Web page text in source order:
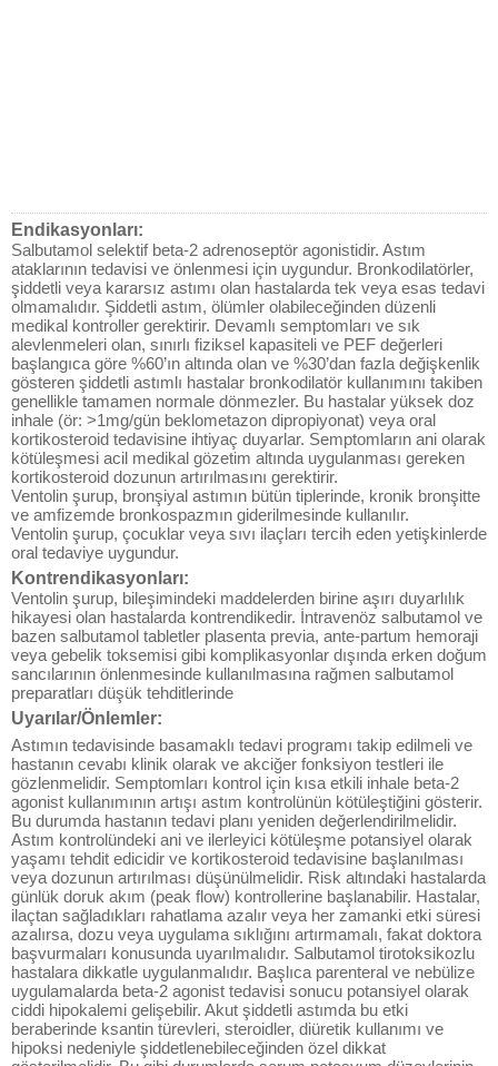
Endikasyonları:
Salbutamol selektif beta-2 adrenoseptör agonistidir. Astım
ataklarının tedavisi ve önlenmesi için uygundur. Bronkodilatörler,
şiddetli veya kararsız astımı olan hastalarda tek veya esas tedavi
olmamalıdır. Şiddetli astım, ölümler olabileceğinden düzenli
medikal kontroller gerektirir. Devamlı semptomları ve sık
alevlenmeleri olan, sınırlı fiziksel kapasiteli ve PEF değerleri
başlangıca göre %60’ın altında olan ve %30’dan fazla değişkenlik
gösteren şiddetli astımlı hastalar bronkodilatör kullanımını takiben
genellikle tamamen normale dönmezler. Bu hastalar yüksek doz
inhale (ör: >1mg/gün beklometazon dipropiyonat) veya oral
kortikosteroid tedavisine ihtiyaç duyarlar. Semptomların ani olarak
kötüleşmesi acil medikal gözetim altında uygulanması gereken
kortikosteroid dozunun artırılmasını gerektirir.
Ventolin şurup, bronşiyal astımın bütün tiplerinde, kronik bronşitte
ve amfizemde bronkospazmın giderilmesinde kullanılır.
Ventolin şurup, çocuklar veya sıvı ilaçları tercih eden yetişkinlerde
oral tedaviye uygundur.
Kontrendikasyonları:
Ventolin şurup, bileşimindeki maddelerden birine aşırı duyarlılık
hikayesi olan hastalarda kontrendikedir. İntravenöz salbutamol ve
bazen salbutamol tabletler plasenta previa, ante-partum hemoraji
veya gebelik toksemisi gibi komplikasyonlar dışında erken doğum
sancılarının önlenmesinde kullanılmasına rağmen salbutamol
preparatları düşük tehditlerinde
Uyarılar/Önlemler:
Astımın tedavisinde basamaklı tedavi programı takip edilmeli ve
hastanın cevabı klinik olarak ve akciğer fonksiyon testleri ile
gözlenmelidir. Semptomları kontrol için kısa etkili inhale beta-2
agonist kullanımının artışı astım kontrolünün kötüleştiğini gösterir.
Bu durumda hastanın tedavi planı yeniden değerlendirilmelidir.
Astım kontrolündeki ani ve ilerleyici kötüleşme potansiyel olarak
yaşamı tehdit edicidir ve kortikosteroid tedavisine başlanılması
veya dozunun artırılması düşünülmelidir. Risk altındaki hastalarda
günlük doruk akım (peak flow) kontrollerine başlanabilir. Hastalar,
ilaçtan sağladıkları rahatlama azalır veya her zamanki etki süresi
azalırsa, dozu veya uygulama sıklığını artırmamalı, fakat doktora
başvurmaları konusunda uyarılmalıdır. Salbutamol tirotoksikozlu
hastalara dikkatle uygulanmalıdır. Başlıca parenteral ve nebülize
uygulamalarda beta-2 agonist tedavisi sonucu potansiyel olarak
ciddi hipokalemi gelişebilir. Akut şiddetli astımda bu etki
beraberinde ksantin türevleri, steroidler, diüretik kullanımı ve
hipoksi nedeniyle şiddetlenebileceğinden özel dikkat